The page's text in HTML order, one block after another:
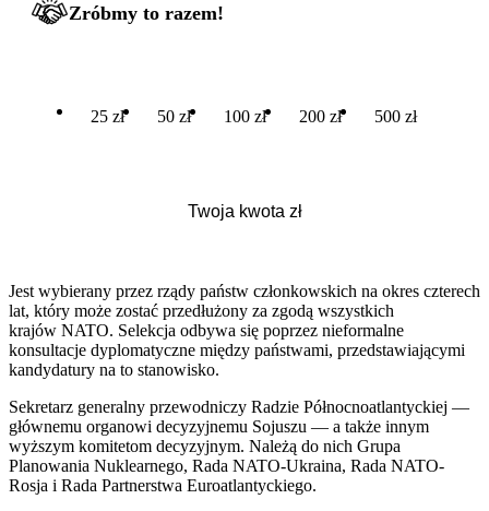
Zróbmy to razem!
25 zł 50 zł 100 zł 200 zł 500 zł
Jest wybierany przez rządy państw członkowskich na okres czterech
lat, który może zostać przedłużony za zgodą wszystkich
krajów NATO. Selekcja odbywa się poprzez nieformalne
konsultacje dyplomatyczne między państwami, przedstawiającymi
kandydatury na to stanowisko.
Sekretarz generalny przewodniczy Radzie Północnoatlantyckiej —
głównemu organowi decyzyjnemu Sojuszu — a także innym
wyższym komitetom decyzyjnym. Należą do nich Grupa
Planowania Nuklearnego, Rada NATO-Ukraina, Rada NATO-
Rosja i Rada Partnerstwa Euroatlantyckiego.